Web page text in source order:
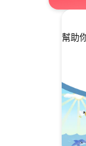
幫助